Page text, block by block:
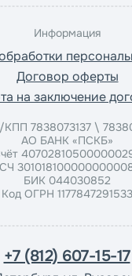
Информация
7838073137 \
АО БАНК «ПСКБ»
БИК 044030852
Код ОГРН 1177847291533
+7 (812) 607-15-17
Договор оферты
на заключение